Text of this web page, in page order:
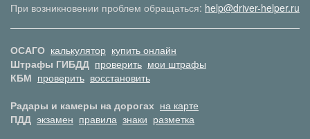
При возникновении проблем обращаться: help@driver-helper.ru
ОСАГО калькулятор купить онлайн
Штрафы ГИБДД проверить мои штрафы
КБМ проверить восстановить
Радары и камеры на дорогах на карте
ПДД экзамен правила знаки разметка